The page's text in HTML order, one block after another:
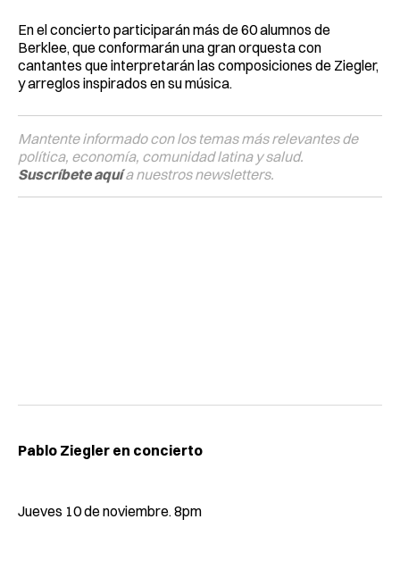
En el concierto participarán más de 60 alumnos de
Berklee, que conformarán una gran orquesta con
cantantes que interpretarán las composiciones de Ziegler,
y arreglos inspirados en su música.
Mantente informado con los temas más relevantes de
política, economía, comunidad latina y salud.
Suscríbete aquía nuestros newsletters.
Pablo Ziegler en concierto
Jueves 10 de noviembre. 8pm